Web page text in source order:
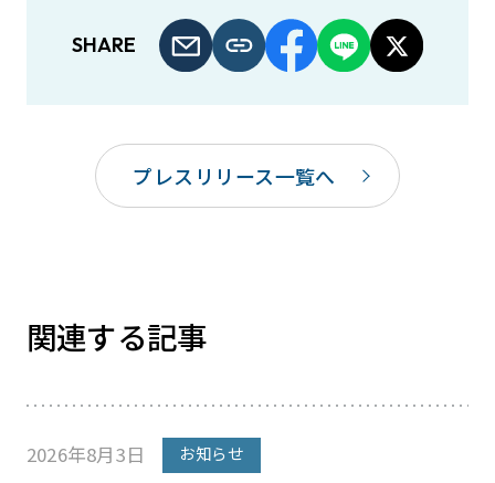
SHARE
プレスリリース一覧へ
関連する記事
2026年8月3日 お知らせ